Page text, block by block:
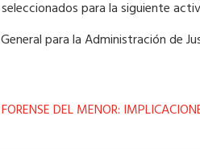
para la siguiente
para la Administración de
DEL MENOR: